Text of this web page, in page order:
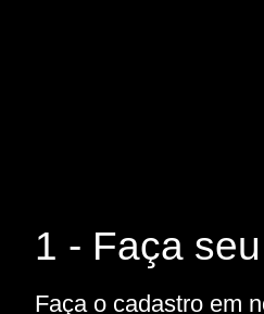
1 - Faça
Faça o cadastro em